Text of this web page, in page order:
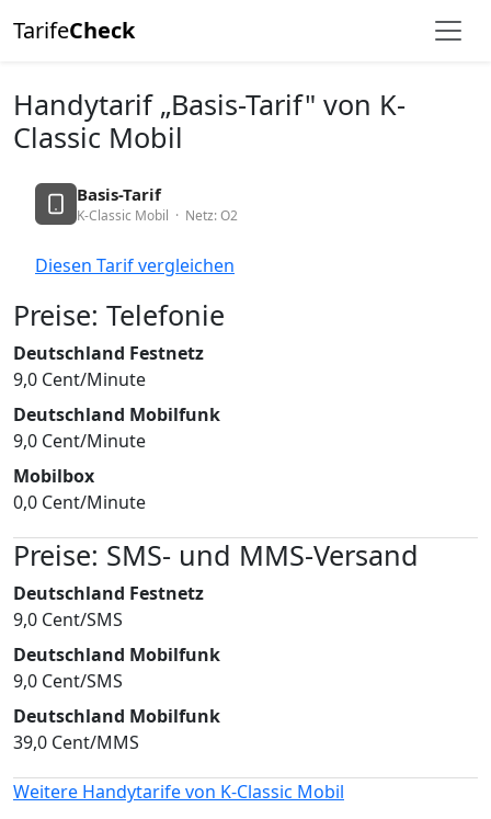
TarifeCheck
Handytarif „Basis-Tarif" von K-
Classic Mobil
Basis-Tarif
K-Classic Mobil · Netz: O2
Diesen Tarif vergleichen
Preise: Telefonie
Deutschland Festnetz
9,0 Cent/Minute
Deutschland Mobilfunk
9,0 Cent/Minute
Mobilbox
0,0 Cent/Minute
Preise: SMS- und MMS-Versand
Deutschland Festnetz
9,0 Cent/SMS
Deutschland Mobilfunk
9,0 Cent/SMS
Deutschland Mobilfunk
39,0 Cent/MMS
Weitere Handytarife von K-Classic Mobil